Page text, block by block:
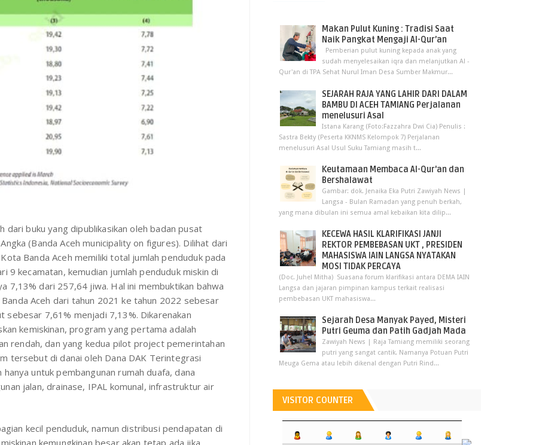
buku yang dipublikasikan oleh badan pusat
(Banda Aceh municipality on figures). Dilihat dari
Banda Aceh memiliki total jumlah penduduk pada
kecamatan, kemudian jumlah penduduk miskin di
7,13% dari 257,64 jiwa. Hal ini membuktikan bahwa
Aceh dari tahun 2021 ke tahun 2022 sebesar
sebesar 7,61% menjadi 7,13%. Dikarenakan
kemiskinan, program yang pertama adalah
rendah, dan yang kedua pilot project pemerintahan
tersebut di danai oleh Dana DAK Terintegrasi
untuk pembangunan rumah duafa, dana
jalan, drainase, IPAL komunal, infrastruktur air
kecil penduduk, namun distribusi pendapatan di
Makan Pulut Kuning : Tradisi Saat
Naik Pangkat Mengaji Al-Qur’an
Pemberian pulut kuning kepada anak yang
sudah menyelesaikan iqra dan melanjutkan Al -
Qur'an di TPA Sehat Nurul Iman Desa Sumber Makmur...
SEJARAH RAJA YANG LAHIR DARI DALAM
BAMBU DI ACEH TAMIANG Perjalanan
menelusuri Asal
Istana Karang (Foto:Fazzahra Dwi Cia) Penulis :
Sastra Bekty (Peserta KKNMS Kelompok 7) Perjalanan
menelusuri Asal Usul Suku Tamiang masih t...
Keutamaan Membaca Al-Qur'an dan
Bershalawat
Gambar: dok. Jenaika Eka Putri Zawiyah News |
Langsa - Bulan Ramadan yang penuh berkah,
yang mana dibulan ini semua amal kebaikan kita dilip...
KECEWA HASIL KLARIFIKASI JANJI
REKTOR PEMBEBASAN UKT , PRESIDEN
MAHASISWA IAIN LANGSA NYATAKAN
MOSI TIDAK PERCAYA
(Doc. Juhel Mitha) Suasana forum klarifikasi antara DEMA IAIN
Langsa dan jajaran pimpinan kampus terkait realisasi
pembebasan UKT mahasiswa...
Sejarah Desa Manyak Payed, Misteri
Putri Geuma dan Patih Gadjah Mada
Zawiyah News | Raja Tamiang memiliki seorang
putri yang sangat cantik. Namanya Potuan Putri
Meuga Gema atau lebih dikenal dengan Putri Rind...
VISITOR COUNTER